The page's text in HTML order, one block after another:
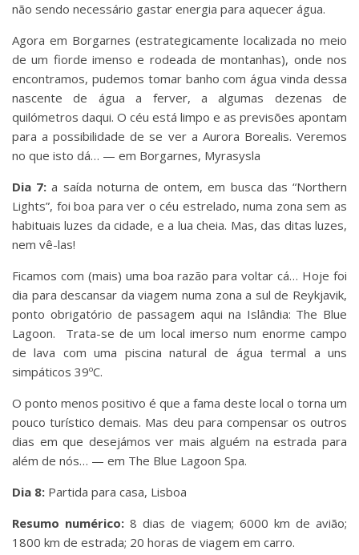
não sendo necessário gastar energia para aquecer água.
Agora em Borgarnes (estrategicamente localizada no meio
de um fiorde imenso e rodeada de montanhas), onde nos
encontramos, pudemos tomar banho com água vinda dessa
nascente de água a ferver, a algumas dezenas de
quilómetros daqui. O céu está limpo e as previsões apontam
para a possibilidade de se ver a Aurora Borealis. Veremos
no que isto dá… — em Borgarnes, Myrasysla
Dia 7: a saída noturna de ontem, em busca das “Northern
Lights”, foi boa para ver o céu estrelado, numa zona sem as
habituais luzes da cidade, e a lua cheia. Mas, das ditas luzes,
nem vê-las!
Ficamos com (mais) uma boa razão para voltar cá… Hoje foi
dia para descansar da viagem numa zona a sul de Reykjavik,
ponto obrigatório de passagem aqui na Islândia: The Blue
Lagoon. Trata-se de um local imerso num enorme campo
de lava com uma piscina natural de água termal a uns
simpáticos 39ºC.
O ponto menos positivo é que a fama deste local o torna um
pouco turístico demais. Mas deu para compensar os outros
dias em que desejámos ver mais alguém na estrada para
além de nós… — em The Blue Lagoon Spa.
Dia 8: Partida para casa, Lisboa
Resumo numérico: 8 dias de viagem; 6000 km de avião;
1800 km de estrada; 20 horas de viagem em carro.